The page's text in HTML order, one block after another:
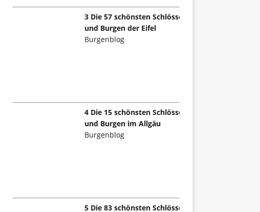
3 Die 57 schönsten Schlösser
und Burgen der Eifel
Burgenblog
4 Die 15 schönsten Schlösser
und Burgen im Allgäu
Burgenblog
5 Die 83 schönsten Schlösser